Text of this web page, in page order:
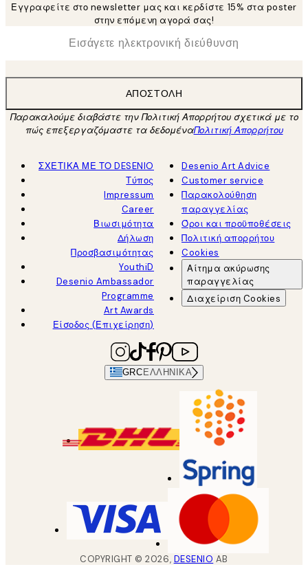
Εγγραφείτε στο newsletter μας και κερδίστε 15% στα poster
στην επόμενη αγορά σας!
Ηλεκτρονική Διεύθυνση
ΑΠΟΣΤΟΛΉ
Παρακαλούμε διαβάστε την Πολιτική Απορρήτου σχετικά με το
πώς επεξεργαζόμαστε τα δεδομέναΠολιτική Απορρήτου
ΣΧΕΤΙΚΑ ΜΕ ΤΟ DESENIO
Τύπος
Impressum
Career
Βιωσιμότητα
Δήλωση
Προσβασιμότητας
YouthiD
Desenio Ambassador
Programme
Art Awards
Είσοδος (Επιχείρηση)
Desenio Art Advice
Customer service
Παρακολούθηση
παραγγελίας
Όροι και προϋποθέσεις
Πολιτική απορρήτου
Cookies
Αίτημα ακύρωσης
παραγγελίας
Διαχείριση Cookies
GRC ΕΛΛΗΝΙΚΆ
COPYRIGHT ©2026, DESENIO AB